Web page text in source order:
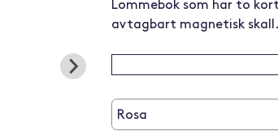
Lommebok som har to
avtagbart magnetisk skall.
Rosa